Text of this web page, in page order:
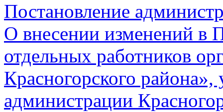
Постановление
О внесении изменений в
отдельных работников
Красногорского
администрации